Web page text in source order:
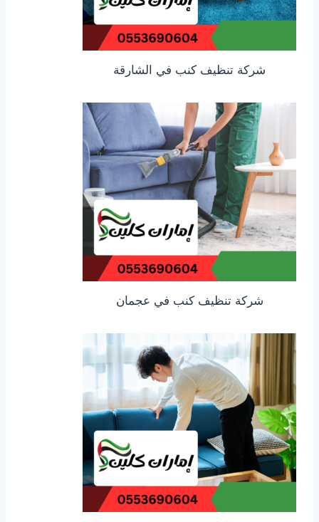
شركة تنظيف كنب في الشارقة
شركة تنظيف كنب في عجمان